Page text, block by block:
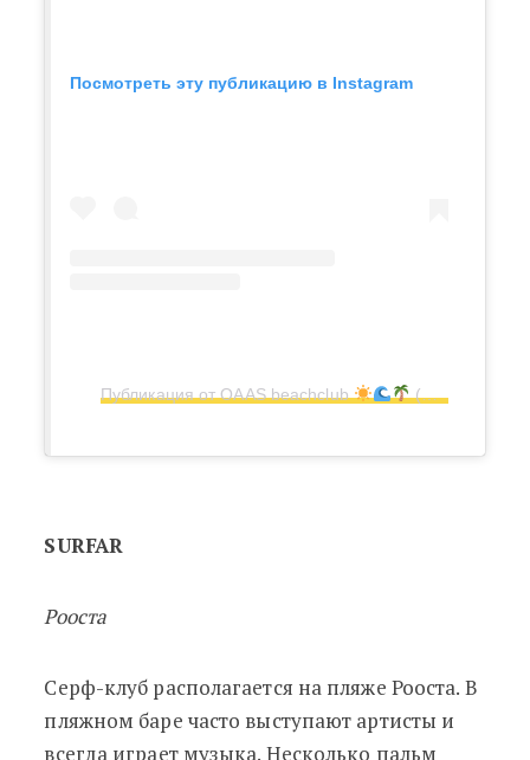
Посмотреть эту публикацию в Instagram
Публикация от OAAS beachclub (@oaas_beachclub)
SURFAR
Рооста
Серф-клуб располагается на пляже Рооста. В
пляжном баре часто выступают артисты и
всегда играет музыка. Несколько пальм